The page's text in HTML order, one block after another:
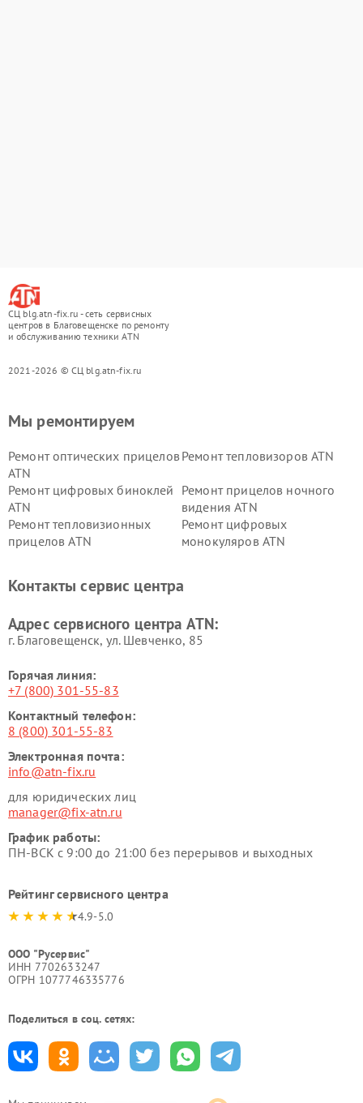
СЦ blg.atn-fix.ru - сеть сервисных
центров в Благовещенске по ремонту
и обслуживанию техники ATN
2021-2026 © СЦ blg.atn-fix.ru
Мы ремонтируем
Ремонт оптических прицелов
ATN
Ремонт тепловизоров ATN
Ремонт цифровых биноклей
ATN
Ремонт прицелов ночного
видения ATN
Ремонт тепловизионных
прицелов ATN
Ремонт цифровых
монокуляров ATN
Контакты сервис центра
Адрес сервисного центра ATN:
г. Благовещенск, ул. Шевченко, 85
Горячая линия:
+7 (800) 301-55-83
Контактный телефон:
8 (800) 301-55-83
Электронная почта:
info@atn-fix.ru
для юридических лиц
manager@fix-atn.ru
График работы:
ПН-ВСК с 9:00 до 21:00 без перерывов и выходных
Рейтинг сервисного центра
4.9-5.0
ООО "Русервис"
ИНН 7702633247
ОГРН 1077746335776
Поделиться в соц. сетях: